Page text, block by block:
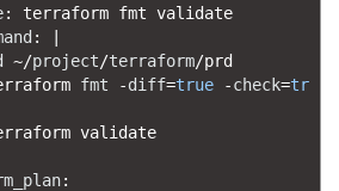
: terraform fmt validate
:
~/project/terraform/prd
fmt -diff=true -check=tr
validate
: